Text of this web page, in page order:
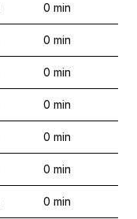
0 min
0 min
0 min
0 min
0 min
0 min
0 min